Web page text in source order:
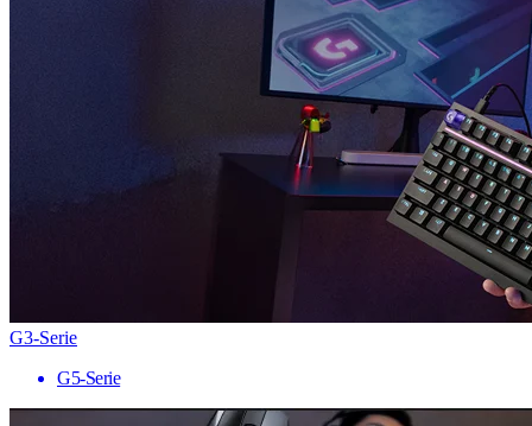
G3-Serie
G5-Serie